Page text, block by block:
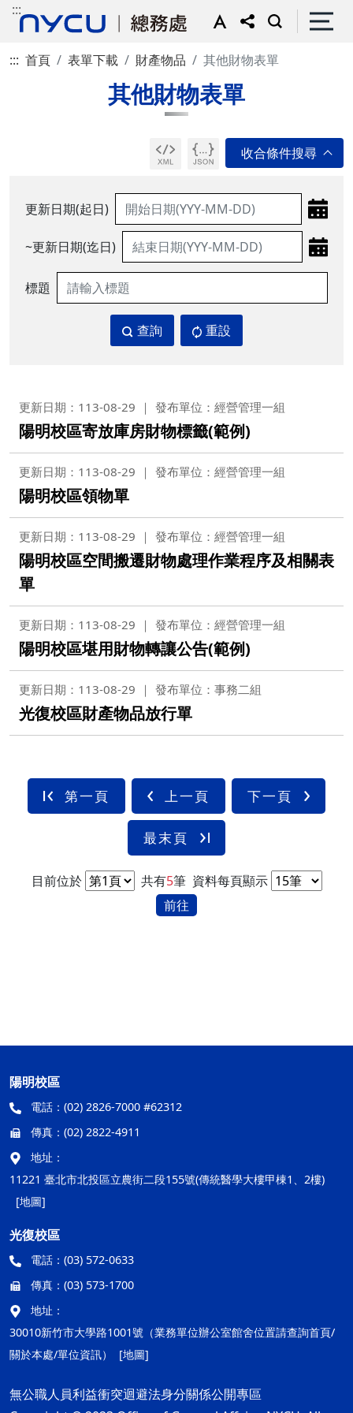
:::
::: 首頁 表單下載 財產物品 其他財物表單
其他財物表單
更新日期(起日)
~更新日期(迄日)
標題
查詢 重設
更新日期：113-08-29 發布單位：經營管理一組
陽明校區寄放庫房財物標籤(範例)
更新日期：113-08-29 發布單位：經營管理一組
陽明校區領物單
更新日期：113-08-29 發布單位：經營管理一組
陽明校區空間搬遷財物處理作業程序及相關表
單
更新日期：113-08-29 發布單位：經營管理一組
陽明校區堪用財物轉讓公告(範例)
更新日期：113-08-29 發布單位：事務二組
光復校區財產物品放行單
第一頁 上一頁 下一頁
最末頁
目前位於 共有5筆 資料每頁顯示
前往
陽明校區
電話： (02) 2826-7000 #62312
傳真： (02) 2822-4911
地址：
11221 臺北市北投區立農街二段155號(傳統醫學大樓甲棟1、2樓)
[地圖]
光復校區
電話： (03) 572-0633
傳真： (03) 573-1700
地址：
30010新竹市大學路1001號（業務單位辦公室館舍位置請查詢首頁/
關於本處/單位資訊）
[地圖]
無公職人員利益衝突迴避法身分關係公開專區